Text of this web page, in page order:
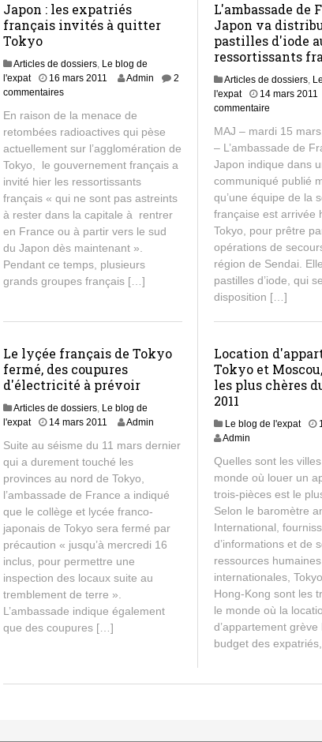
Héritage pour Français expatriés 2
Japon : les expatriés
français invités à quitter
Tokyo
Articles de dossiers, Le blog de
l'expat
16 mars 2011 Admin
2
commentaires
En raison de la menace de
retombées radioactives qui pèse
actuellement sur l’agglomération de
Tokyo, le gouvernement français a
invité hier les ressortissants
français « qui ne sont pas astreints
à rester dans la capitale à rentrer
en France ou à partir vers le sud
du Japon dès maintenant ».
Pendant ce temps, plusieurs
grands groupes français […]
L'ambassade de
Japon va
pastilles d'iode
ressortissants
Articles de dossiers,
l'expat
14 mars 2011
commentaire
MAJ – mardi 15
– L’ambassade de
Japon indique dans
communiqué publié
qu’une équipe de la
française est arrivée
Tokyo, pour prêtre
opérations de
région de Sendai.
pastilles d’iode, qui
disposition […]
Le lyçée français de Tokyo
fermé, des coupures
d'électricité à prévoir
Articles de dossiers, Le blog de
l'expat
14 mars 2011 Admin
Suite au séisme du 11 mars dernier
qui a durement touché les
provinces au nord de Tokyo,
l’ambassade de France a indiqué
que le collège et lycée franco-
japonais de Tokyo sera fermé par
précaution « jusqu’à mercredi 16
inclus, pour permettre une
inspection des locaux suite au
tremblement de terre ».
L’ambassade indique également
que des coupures […]
Location
Tokyo et
les plus chères
2011
Le blog de l'expat
Admin
Quelles sont les
monde où louer un
trois-pièces est le
Selon le baromètre
International,
d’informations et de
ressources humaines
internationales,
Hong-Kong sont les
le monde où la
d’appartement grève
budget des